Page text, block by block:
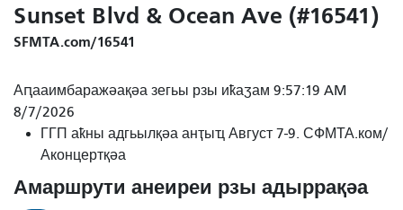
Sunset Blvd & Ocean Ave (#16541)
SFMTA.com/16541
Аԥааимбаражәақәа зегьы рзы иҟаӡам 9:57:19 AM
8/7/2026
ГГП аҟны адгьылқәа анҭыҵ Август 7-9. СФМТА.ком/
Аконцертқәа
Амаршрути анеиреи рзы адыррақәа